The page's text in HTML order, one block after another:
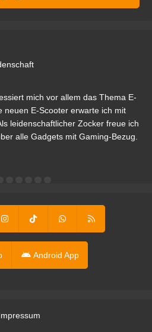
mich vor allem das Thema E-
neuen E-Scooter erwarte ich mit
leidenschaftlicher Zocker freue ich
alle Gadgets mit Gaming-Bezug.
Android App